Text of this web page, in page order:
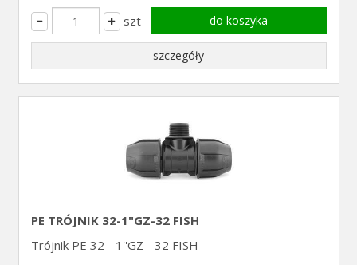
szt do koszyka
szczegóły
PE TRÓJNIK 32-1"GZ-32 FISH
Trójnik PE 32 - 1''GZ - 32 FISH